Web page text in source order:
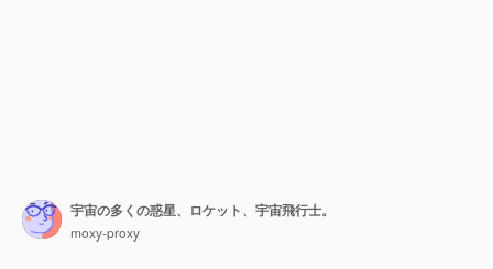
宇宙の多くの惑星、ロケット、宇宙飛行士。
moxy-proxy